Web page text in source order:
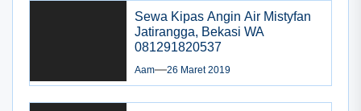
Sewa Kipas Angin Air Mistyfan
Jatirangga, Bekasi WA
081291820537
Aam 26 Maret 2019